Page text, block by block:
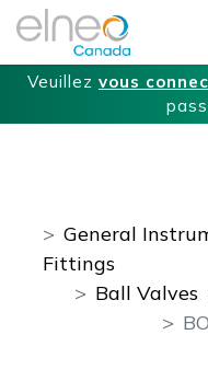
Veuillez vous
General
Fittings
Ball Valves